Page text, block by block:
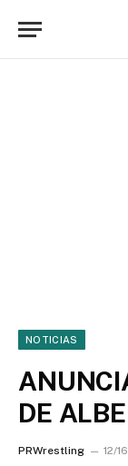
NOTICIAS
DE
PRWrestling 12/